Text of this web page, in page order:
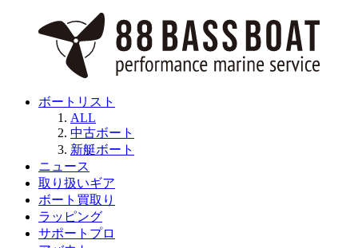
ボートリスト
ALL
中古ボート
新艇ボート
ニュース
取り扱いギア
ボート買取り
ラッピング
サポートプロ